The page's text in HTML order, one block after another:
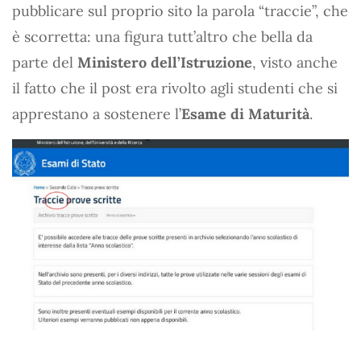
pubblicare sul proprio sito la parola “traccie”, che
è scorretta: una figura tutt’altro che bella da
parte del Ministero dell’Istruzione, visto anche
il fatto che il post era rivolto agli studenti che si
apprestano a sostenere l’Esame di Maturità.